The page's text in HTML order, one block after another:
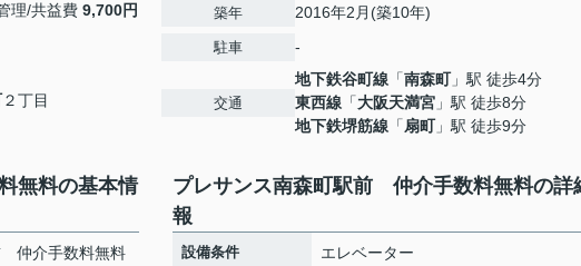
理/共益費 9,700円
２丁目
築年 2016年2月(築10年)
駐車 -
交通
地下鉄谷町線 「南森町」駅 徒歩4分
東西線 「大阪天満宮 」駅 徒歩8分
地下鉄堺筋線 「扇町」駅 徒歩9分
無料の基本情
仲介手数料無料
プレサンス南森町駅前 仲介手数料無料の詳
報
設備条件
エレベーター